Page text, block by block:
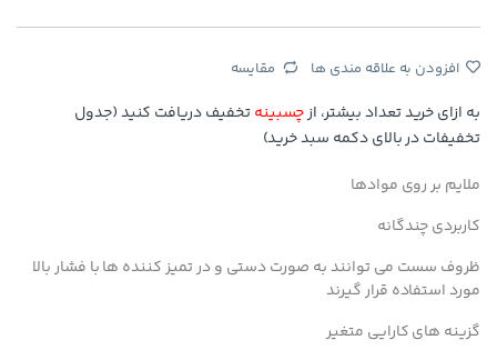
افزودن به علاقه مندی ها مقایسه
به ازای خرید تعداد بیشتر، ازچسبینهتخفیف دریافت کنید (جدول
تخفیفات در بالای دکمه سبد خرید)
ملایم بر روی موادها
کاربردی چندگانه
ظروف سست می توانند به صورت دستی و در تمیز کننده ها با فشار بالا
مورد استفاده قرار گیرند
گزینه های کارایی متغیر